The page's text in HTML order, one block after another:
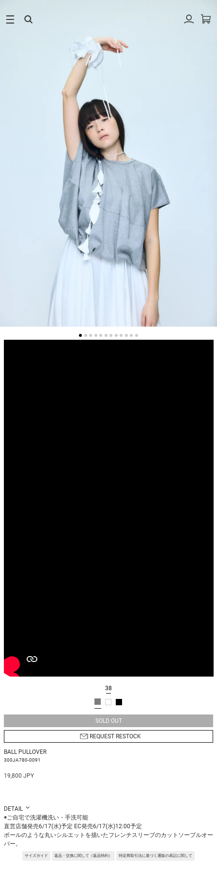
38
SOLD OUT
REQUEST RESTOCK
BALL PULLOVER
300JA780-0091
19,800 JPY
DETAIL
◉ご自宅で洗濯機洗い・手洗可能
直営店舗発売6/17(水)予定 EC発売6/17(水)12:00予定
ボールのような丸いシルエットを描いたフレンチスリーブのカットソープルオー
バー。
反転パターンを駆使した立体感のあるシルエットで、生地と身体の間に空間がで
サイズガイド 返品・交換に関して（返品特約） 特定商取引法に基づく通販の表記に関して